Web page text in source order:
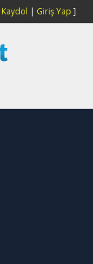
Kaydol | Giriş Yap ]